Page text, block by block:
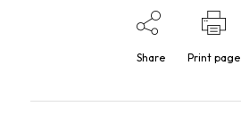
Share Print page